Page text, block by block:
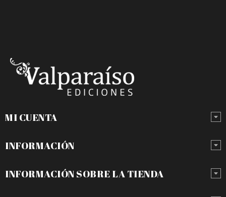
MI CUENTA
INFORMACIÓN
INFORMACIÓN SOBRE LA TIENDA